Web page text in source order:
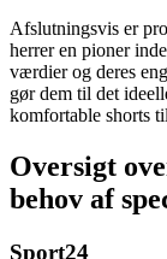
Afslutningsvis er
herrer en pioner
værdier og deres
gør dem til det
komfortable shorts
Oversigt
behov af
Sport24